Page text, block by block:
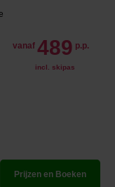
vanaf 489 p.p.
incl. skipas
Prijzen en Boeken